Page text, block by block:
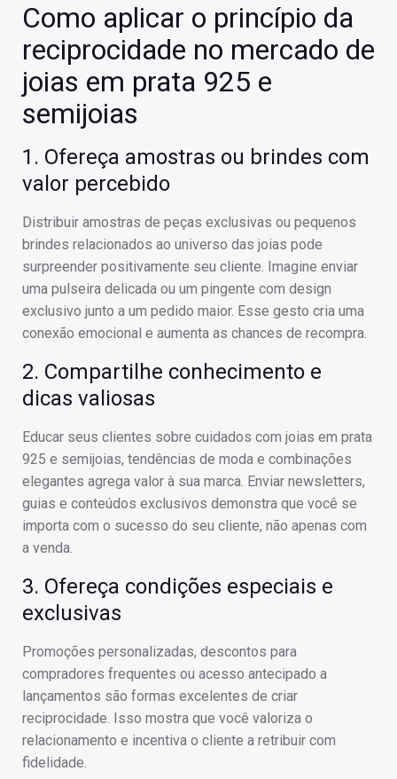
Como aplicar o princípio da
reciprocidade no mercado de
joias em prata 925 e
semijoias
1. Ofereça amostras ou brindes com
valor percebido
Distribuir amostras de peças exclusivas ou pequenos
brindes relacionados ao universo das joias pode
surpreender positivamente seu cliente. Imagine enviar
uma pulseira delicada ou um pingente com design
exclusivo junto a um pedido maior. Esse gesto cria uma
conexão emocional e aumenta as chances de recompra.
2. Compartilhe conhecimento e
dicas valiosas
Educar seus clientes sobre cuidados com joias em prata
925 e semijoias, tendências de moda e combinações
elegantes agrega valor à sua marca. Enviar newsletters,
guias e conteúdos exclusivos demonstra que você se
importa com o sucesso do seu cliente, não apenas com
a venda.
3. Ofereça condições especiais e
exclusivas
Promoções personalizadas, descontos para
compradores frequentes ou acesso antecipado a
lançamentos são formas excelentes de criar
reciprocidade. Isso mostra que você valoriza o
relacionamento e incentiva o cliente a retribuir com
fidelidade.